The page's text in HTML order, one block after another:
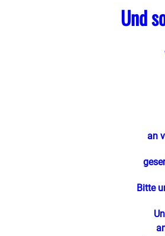
Und
an
Bitte